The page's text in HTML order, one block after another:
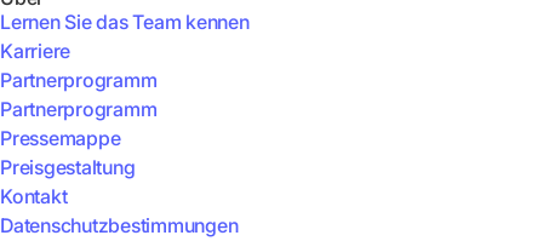
Lernen Sie das Team kennen
Karriere
Partnerprogramm
Partnerprogramm
Pressemappe
Preisgestaltung
Kontakt
Datenschutzbestimmungen